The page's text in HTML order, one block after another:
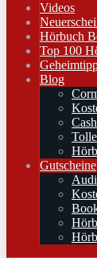
Videos
Hörbuch
Top 100
Blog
Gutscheine